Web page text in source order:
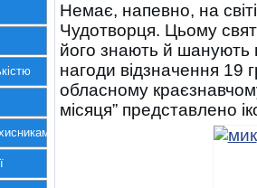
України
Немає, напевно, на
Чудотворця. Цьому
його знають й шанують
нагоди відзначення 19
обласному
місяця” представлено